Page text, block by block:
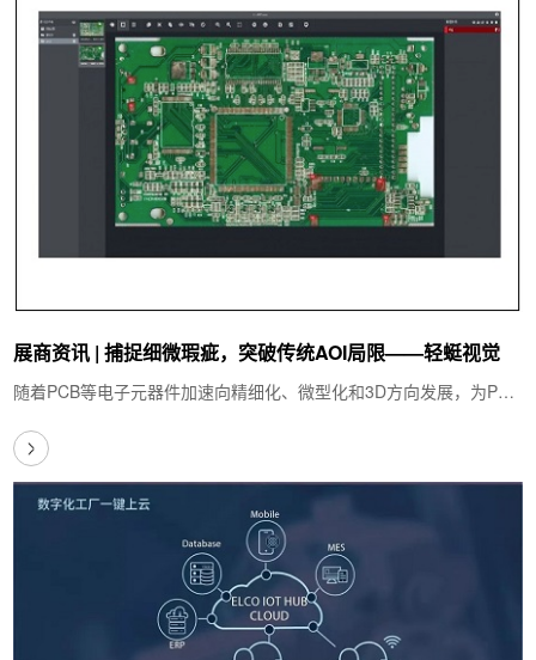
展商资讯 | 捕捉细微瑕疵，突破传统AOI局限——轻蜓视觉
随着PCB等电子元器件加速向精细化、微型化和3D方向发展，为PCB